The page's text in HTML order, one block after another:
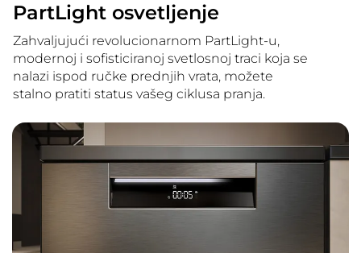
PartLight osvetljenje
Zahvaljujući revolucionarnom PartLight-u,
modernoj i sofisticiranoj svetlosnoj traci koja se
nalazi ispod ručke prednjih vrata, možete
stalno pratiti status vašeg ciklusa pranja.